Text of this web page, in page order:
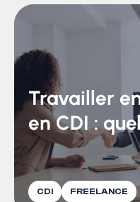
Travailler
en CDI :
CDI FREELANCE